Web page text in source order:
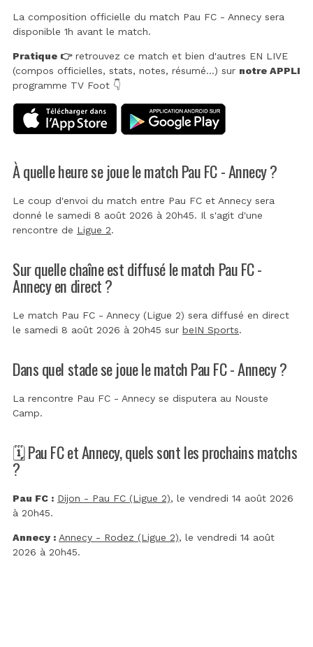
La composition officielle du match Pau FC - Annecy sera
disponible 1h avant le match.
Pratique 👉retrouvez ce match et bien d'autres EN LIVE
(compos officielles, stats, notes, résumé...) sur notre APPLI
programme TV Foot 👇
À quelle heure se joue le match Pau FC - Annecy ?
Le coup d'envoi du match entre Pau FC et Annecy sera
donné le samedi 8 août 2026 à 20h45. Il s'agit d'une
rencontre de Ligue 2.
Sur quelle chaîne est diffusé le match Pau FC -
Annecy en direct ?
Le match Pau FC - Annecy (Ligue 2) sera diffusé en direct
le samedi 8 août 2026 à 20h45 sur beIN Sports.
Dans quel stade se joue le match Pau FC - Annecy ?
La rencontre Pau FC - Annecy se disputera au Nouste
Camp.
🗓️ Pau FC et Annecy, quels sont les prochains matchs
?
Pau FC : Dijon - Pau FC (Ligue 2), le vendredi 14 août 2026
à 20h45.
Annecy : Annecy - Rodez (Ligue 2), le vendredi 14 août
2026 à 20h45.